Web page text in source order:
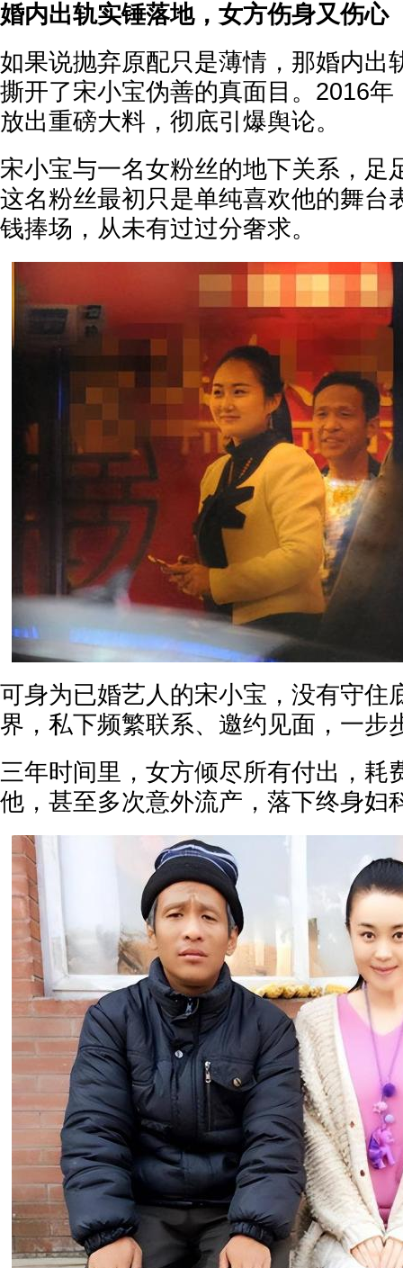
婚内出轨实锤落地，女方伤身又伤心
如果说抛弃原配只是薄情，那婚内出
撕开了宋小宝伪善的真面目。2016
放出重磅大料，彻底引爆舆论。
宋小宝与一名女粉丝的地下关系，足
这名粉丝最初只是单纯喜欢他的舞台
钱捧场，从未有过过分奢求。
可身为已婚艺人的宋小宝，没有守住
界，私下频繁联系、邀约见面，一步
三年时间里，女方倾尽所有付出，耗
他，甚至多次意外流产，落下终身妇